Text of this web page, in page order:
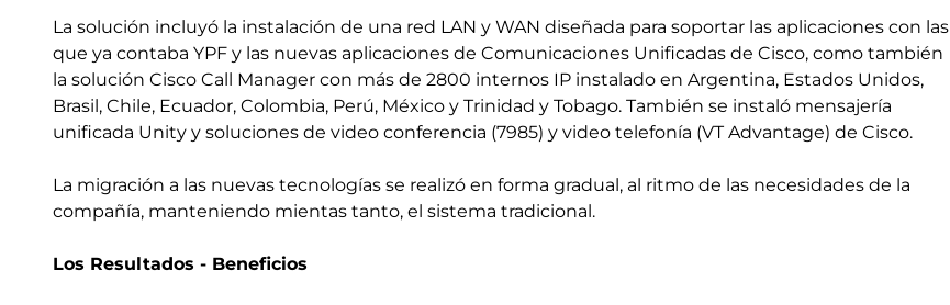
La solución incluyó la instalación de una red LAN y WAN diseñada para soportar las aplicaciones con las
que ya contaba YPF y las nuevas aplicaciones de Comunicaciones Unificadas de Cisco, como también
la solución Cisco Call Manager con más de 2800 internos IP instalado en Argentina, Estados Unidos,
Brasil, Chile, Ecuador, Colombia, Perú, México y Trinidad y Tobago. También se instaló mensajería
unificada Unity y soluciones de video conferencia (7985) y video telefonía (VT Advantage) de Cisco.
La migración a las nuevas tecnologías se realizó en forma gradual, al ritmo de las necesidades de la
compañía, manteniendo mientas tanto, el sistema tradicional.
Los Resultados - Beneficios